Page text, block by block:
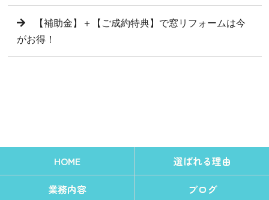
【補助金】＋【ご成約特典】で窓リフォームは今
がお得！
HOME
選ばれる理由
業務内容
ブログ